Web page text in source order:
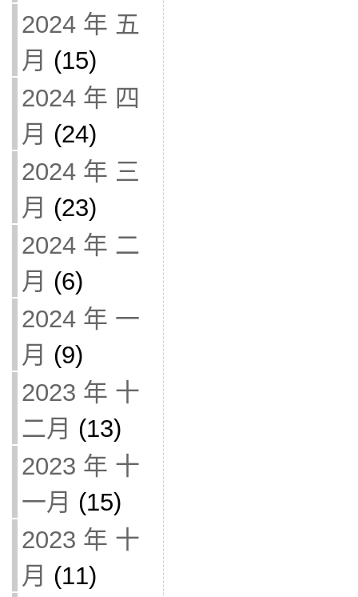
2024 年 五
月 (15)
2024 年 四
月 (24)
2024 年 三
月 (23)
2024 年 二
月 (6)
2024 年 一
月 (9)
2023 年 十
二月 (13)
2023 年 十
一月 (15)
2023 年 十
月 (11)